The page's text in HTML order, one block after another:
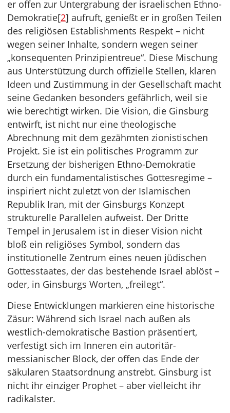
er offen zur Untergrabung der israelischen Ethno-
Demokratie[2] aufruft, genießt er in großen Teilen
des religiösen Establishments Respekt – nicht
wegen seiner Inhalte, sondern wegen seiner
„konsequenten Prinzipientreue“. Diese Mischung
aus Unterstützung durch offizielle Stellen, klaren
Ideen und Zustimmung in der Gesellschaft macht
seine Gedanken besonders gefährlich, weil sie
wie berechtigt wirken. Die Vision, die Ginsburg
entwirft, ist nicht nur eine theologische
Abrechnung mit dem gezähmten zionistischen
Projekt. Sie ist ein politisches Programm zur
Ersetzung der bisherigen Ethno-Demokratie
durch ein fundamentalistisches Gottesregime –
inspiriert nicht zuletzt von der Islamischen
Republik Iran, mit der Ginsburgs Konzept
strukturelle Parallelen aufweist. Der Dritte
Tempel in Jerusalem ist in dieser Vision nicht
bloß ein religiöses Symbol, sondern das
institutionelle Zentrum eines neuen jüdischen
Gottesstaates, der das bestehende Israel ablöst –
oder, in Ginsburgs Worten, „freilegt“.
Diese Entwicklungen markieren eine historische
Zäsur: Während sich Israel nach außen als
westlich-demokratische Bastion präsentiert,
verfestigt sich im Inneren ein autoritär-
messianischer Block, der offen das Ende der
säkularen Staatsordnung anstrebt. Ginsburg ist
nicht ihr einziger Prophet – aber vielleicht ihr
radikalster.